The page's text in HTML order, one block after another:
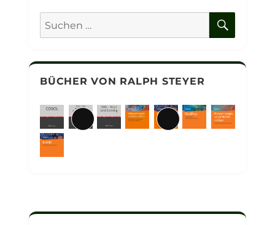
Suchen
nach:
BÜCHER VON RALPH STEYER
Lange
Lange